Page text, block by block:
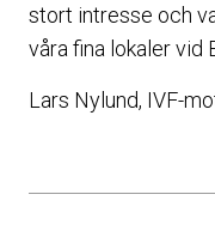
stort intresse och
våra fina lokaler vid
Lars Nylund, IVF-